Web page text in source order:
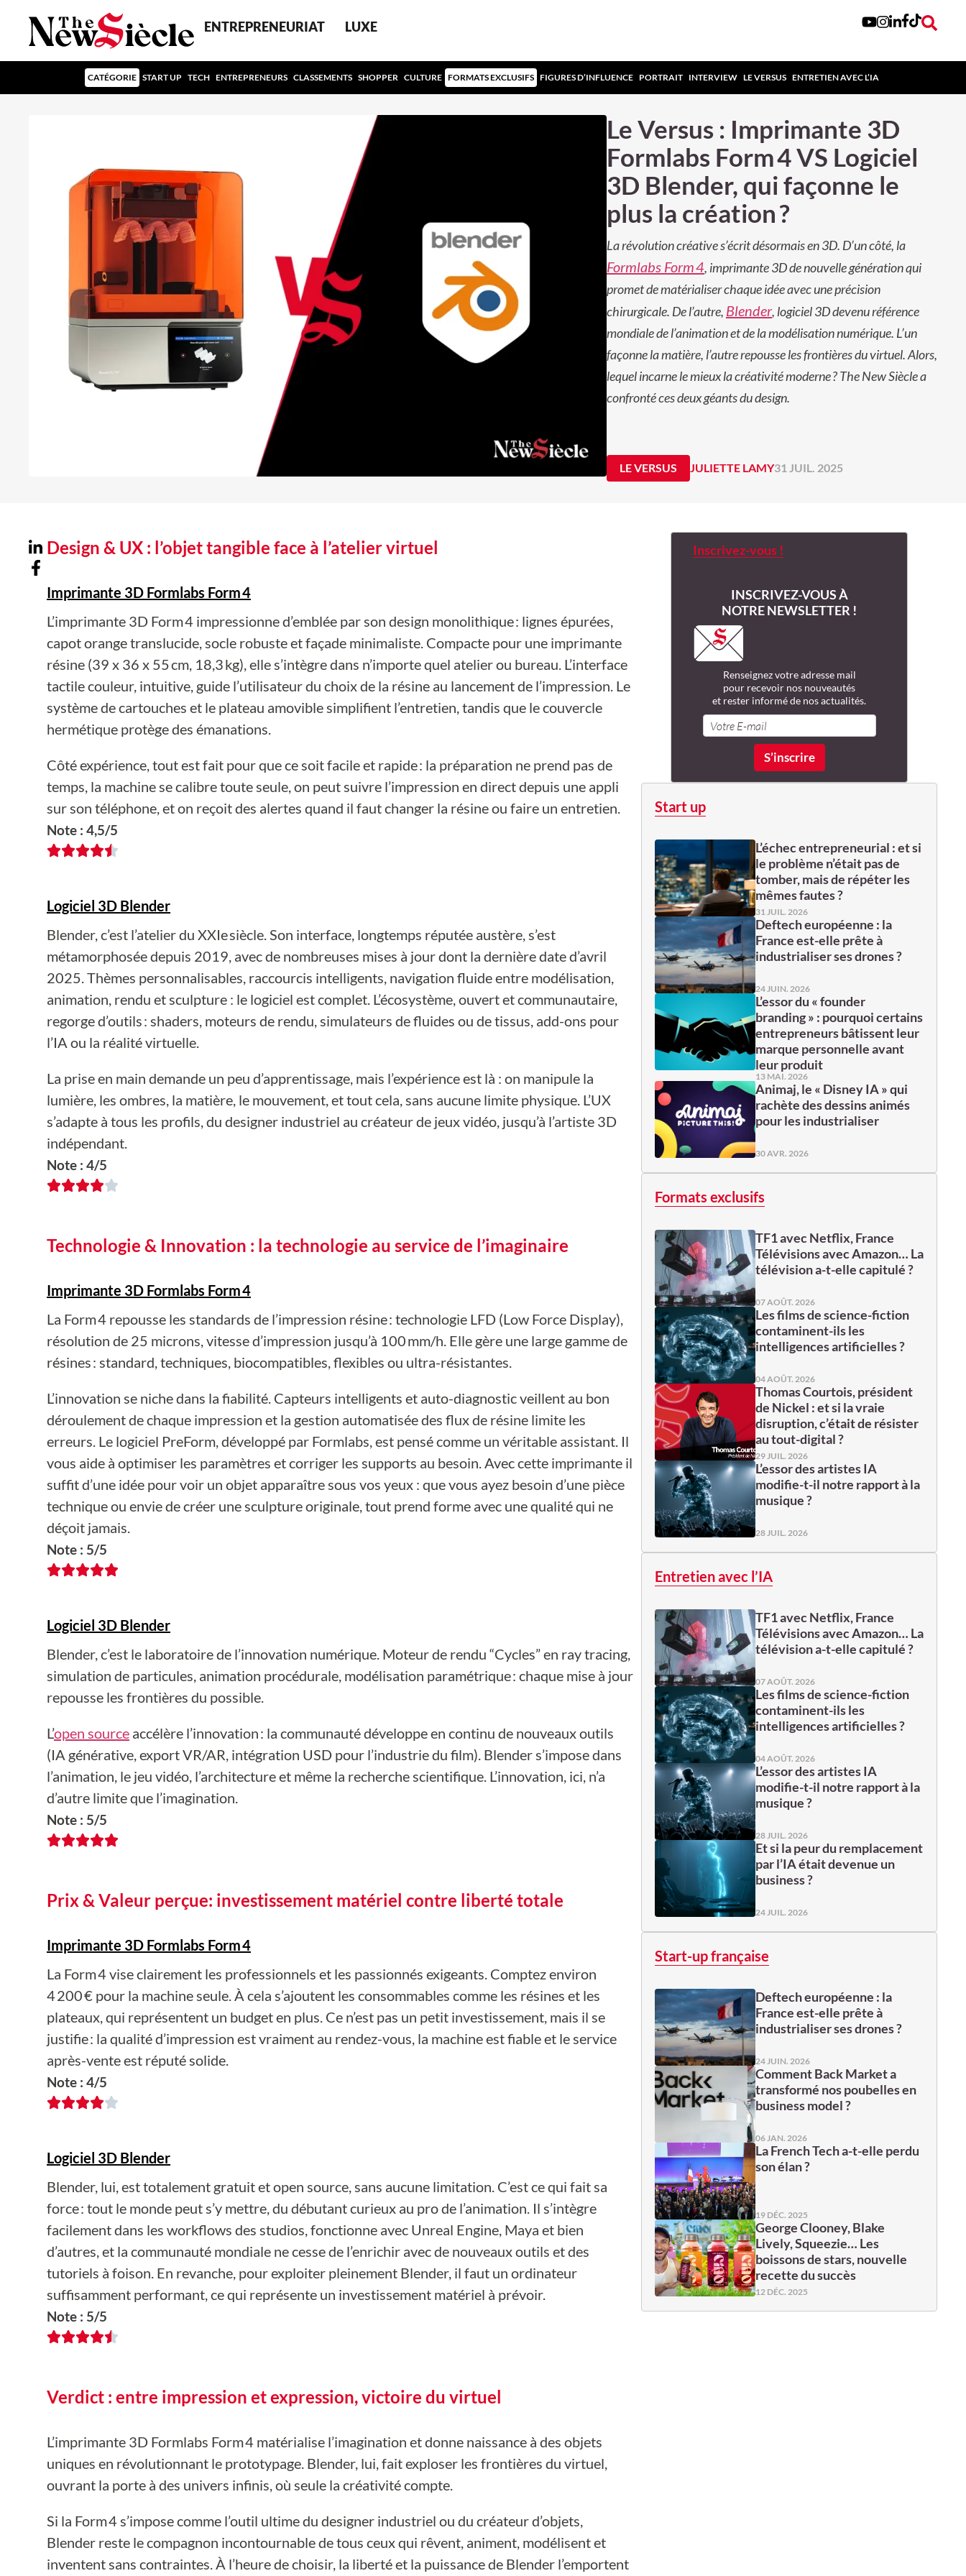
ENTREPRENEURIAT LUXE
CATÉGORIE START UP TECH ENTREPRENEURS CLASSEMENTS SHOPPER CULTURE FORMATS EXCLUSIFS FIGURES D’INFLUENCE PORTRAIT INTERVIEW LE VERSUS ENTRETIEN AVEC L’IA
Le Versus : Imprimante 3D
Formlabs Form 4 VS Logiciel
3D Blender, qui façonne le
plus la création ?
La révolution créative s’écrit désormais en 3D. D’un côté, la
Formlabs Form 4, imprimante 3D de nouvelle génération qui
promet de matérialiser chaque idée avec une précision
chirurgicale. De l’autre, Blender, logiciel 3D devenu référence
mondiale de l’animation et de la modélisation numérique. L’un
façonne la matière, l’autre repousse les frontières du virtuel. Alors,
lequel incarne le mieux la créativité moderne ?The New Sièclea
confronté ces deux géants du design.
LE VERSUS JULIETTE LAMY31 JUIL. 2025
Design & UX : l’objet tangible face à l’atelier virtuel
Imprimante 3D Formlabs Form 4
L’imprimante 3D Form 4 impressionne d’emblée par son design monolithique : lignes épurées,
capot orange translucide, socle robuste et façade minimaliste. Compacte pour une imprimante
résine (39 x 36 x 55 cm, 18,3 kg), elle s’intègre dans n’importe quel atelier ou bureau. L’interface
tactile couleur, intuitive, guide l’utilisateur du choix de la résine au lancement de l’impression. Le
système de cartouches et le plateau amovible simplifient l’entretien, tandis que le couvercle
hermétique protège des émanations.
Côté expérience, tout est fait pour que ce soit facile et rapide : la préparation ne prend pas de
temps, la machine se calibre toute seule, on peut suivre l’impression en direct depuis une appli
sur son téléphone, et on reçoit des alertes quand il faut changer la résine ou faire un entretien.
Note : 4,5/5
Logiciel 3D Blender
Blender, c’est l’atelier du XXIe siècle. Son interface, longtemps réputée austère, s’est
métamorphosée depuis 2019, avec de nombreuses mises à jour dont la dernière date d’avril
2025. Thèmes personnalisables, raccourcis intelligents, navigation fluide entre modélisation,
animation, rendu et sculpture : le logiciel est complet. L’écosystème, ouvert et communautaire,
regorge d’outils : shaders, moteurs de rendu, simulateurs de fluides ou de tissus, add-ons pour
l’IA ou la réalité virtuelle.
La prise en main demande un peu d’apprentissage, mais l’expérience est là : on manipule la
lumière, les ombres, la matière, le mouvement, et tout cela, sans aucune limite physique. L’UX
s’adapte à tous les profils, du designer industriel au créateur de jeux vidéo, jusqu’à l’artiste 3D
indépendant.
Note : 4/5
Technologie & Innovation : la technologie au service de l’imaginaire
Imprimante 3D Formlabs Form 4
La Form 4 repousse les standards de l’impression résine : technologie LFD (Low Force Display),
résolution de 25 microns, vitesse d’impression jusqu’à 100 mm/h. Elle gère une large gamme de
résines : standard, techniques, biocompatibles, flexibles ou ultra-résistantes.
L’innovation se niche dans la fiabilité. Capteurs intelligents et auto-diagnostic veillent au bon
déroulement de chaque impression et la gestion automatisée des flux de résine limite les
erreurs. Le logiciel PreForm, développé par Formlabs, est pensé comme un véritable assistant. Il
vous aide à optimiser les paramètres et corriger les supports au besoin. Avec cette imprimante il
suffit d’une idée pour voir un objet apparaître sous vos yeux : que vous ayez besoin d’une pièce
technique ou envie de créer une sculpture originale, tout prend forme avec une qualité qui ne
déçoit jamais.
Note : 5/5
Logiciel 3D Blender
Blender, c’est le laboratoire de l’innovation numérique. Moteur de rendu “Cycles” en ray tracing,
simulation de particules, animation procédurale, modélisation paramétrique : chaque mise à jour
repousse les frontières du possible.
L’open source accélère l’innovation : la communauté développe en continu de nouveaux outils
(IA générative, export VR/AR, intégration USD pour l’industrie du film). Blender s’impose dans
l’animation, le jeu vidéo, l’architecture et même la recherche scientifique. L’innovation, ici, n’a
d’autre limite que l’imagination.
Note : 5/5
Prix & Valeur perçue: investissement matériel contre liberté totale
Imprimante 3D Formlabs Form 4
La Form 4 vise clairement les professionnels et les passionnés exigeants. Comptez environ
4 200 € pour la machine seule. À cela s’ajoutent les consommables comme les résines et les
plateaux, qui représentent un budget en plus. Ce n’est pas un petit investissement, mais il se
justifie : la qualité d’impression est vraiment au rendez-vous, la machine est fiable et le service
après-vente est réputé solide.
Note : 4/5
Logiciel 3D Blender
Blender, lui, est totalement gratuit et open source, sans aucune limitation. C’est ce qui fait sa
force : tout le monde peut s’y mettre, du débutant curieux au pro de l’animation. Il s’intègre
facilement dans les workflows des studios, fonctionne avec Unreal Engine, Maya et bien
d’autres, et la communauté mondiale ne cesse de l’enrichir avec de nouveaux outils et des
tutoriels à foison. En revanche, pour exploiter pleinement Blender, il faut un ordinateur
suffisamment performant, ce qui représente un investissement matériel à prévoir.
Note : 5/5
Verdict : entre impression et expression, victoire du virtuel
L’imprimante 3D Formlabs Form 4 matérialise l’imagination et donne naissance à des objets
uniques en révolutionnant le prototypage. Blender, lui, fait exploser les frontières du virtuel,
ouvrant la porte à des univers infinis, où seule la créativité compte.
Si la Form 4 s’impose comme l’outil ultime du designer industriel ou du créateur d’objets,
Blender reste le compagnon incontournable de tous ceux qui rêvent, animent, modélisent et
inventent sans contraintes. À l’heure de choisir, la liberté et la puissance de Blender l’emportent
Inscrivez-vous !
INSCRIVEZ-VOUS À
NOTRE NEWSLETTER !
Renseignez votre adresse mail
pour recevoir nos nouveautés
et rester informé de nos actualités.
Start up
L’échec entrepreneurial : et si
le problème n’était pas de
tomber, mais de répéter les
mêmes fautes ?
31 JUIL. 2026
Deftech européenne : la
France est-elle prête à
industrialiser ses drones ?
24 JUIN. 2026
L’essor du « founder
branding » : pourquoi certains
entrepreneurs bâtissent leur
marque personnelle avant
leur produit
13 MAI. 2026
Animaj, le « Disney IA » qui
rachète des dessins animés
pour les industrialiser
30 AVR. 2026
Formats exclusifs
TF1 avec Netflix, France
Télévisions avec Amazon… La
télévision a-t-elle capitulé ?
07 AOÛT. 2026
Les films de science-fiction
contaminent-ils les
intelligences artificielles ?
04 AOÛT. 2026
Thomas Courtois, président
de Nickel : et si la vraie
disruption, c’était de résister
au tout-digital ?
29 JUIL. 2026
L’essor des artistes IA
modifie-t-il notre rapport à la
musique ?
28 JUIL. 2026
Entretien avec l’IA
TF1 avec Netflix, France
Télévisions avec Amazon… La
télévision a-t-elle capitulé ?
07 AOÛT. 2026
Les films de science-fiction
contaminent-ils les
intelligences artificielles ?
04 AOÛT. 2026
L’essor des artistes IA
modifie-t-il notre rapport à la
musique ?
28 JUIL. 2026
Et si la peur du remplacement
par l’IA était devenue un
business ?
24 JUIL. 2026
Start-up française
Deftech européenne : la
France est-elle prête à
industrialiser ses drones ?
24 JUIN. 2026
Comment Back Market a
transformé nos poubelles en
business model ?
06 JAN. 2026
La French Tech a-t-elle perdu
son élan ?
19 DÉC. 2025
George Clooney, Blake
Lively, Squeezie… Les
boissons de stars, nouvelle
recette du succès
12 DÉC. 2025